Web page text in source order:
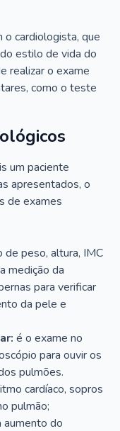
o cardiologista, que
estilo de vida do
realizar o exame
como o teste
um paciente
apresentados, o
de exames
de peso, altura, IMC
medição da
para verificar
da pele e
é o exame no
para ouvir os
pulmões.
cardíaco, sopros
pulmão;
aumento do